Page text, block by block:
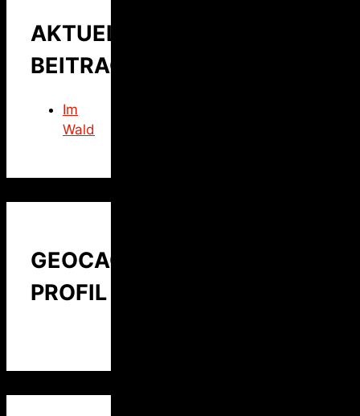
AKTUELLER
BEITRAG
Im
Wald
GEOCACHING
PROFIL